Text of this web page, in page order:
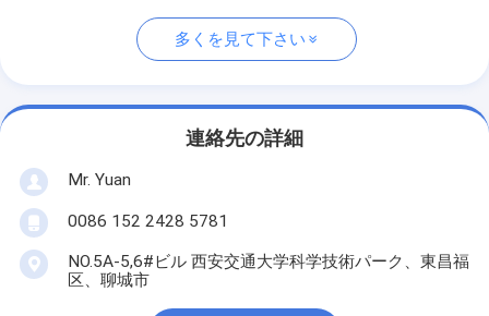
多くを見て下さい
連絡先の詳細
Mr. Yuan
0086 152 2428 5781
NO.5A-5,6#ビル 西安交通大学科学技術パーク、東昌福
区、聊城市